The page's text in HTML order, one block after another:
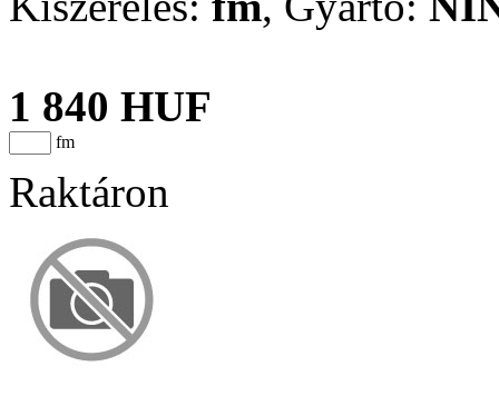
1 840 HUF
fm
Raktáron